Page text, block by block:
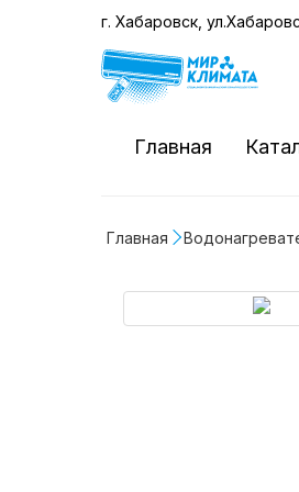
г. Хабаровск,
Главная
Главная